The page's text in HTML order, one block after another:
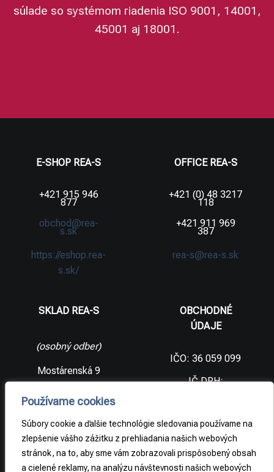
Používame cookies
Súbory cookie a ďalšie technológie sledovania používame na
zlepšenie vášho zážitku z prehliadania našich webových
stránok, na to, aby sme vám zobrazovali prispôsobený obsah
a cielené reklamy, na analýzu návštevnosti našich webových
súlade so systémom riadenia ISO 9001, 14001,
45001 aj 18001.
E-SHOP REA-S
+421 915 946
877
obchod@rea-
s.sk
https://eshop.rea-
s.sk/
OFFICE REA-S
+421 (0) 48 3217
118
+421 911 969
387
rea-s@rea-s.sk
SKLAD REA-S
(osobný odber)
Mostárenská 9
republika
OBCHODNÉ
ÚDAJE
IČO: 36 059 099
IČ DPH:
2021733065
PRÁVNE